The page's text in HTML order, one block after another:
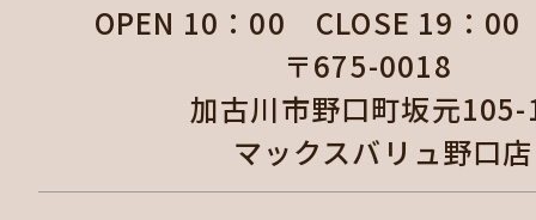
OPEN 10：00 CLOSE 19：
〒675-0018
加古川市野口町坂元
マックスバリュ野口店